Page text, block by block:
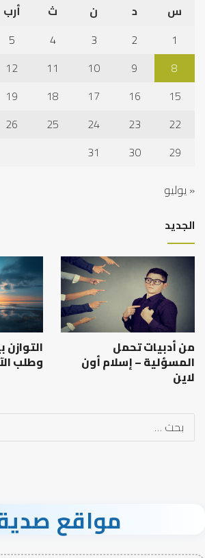
س
د ن ث أرب
1
2
3
4
5
8
9
10
11
12
15
16
17
18
19
22
23
24
25
26
29
30
31
« يوليو
الجديد
من أدبيات تحمل
المسؤلية – إسلام أون
لاين
التوازن
وطلب
مواقع